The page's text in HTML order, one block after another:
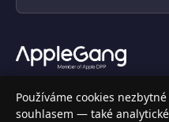
Váš specializovaný obchod s
elektronikou. Nakupujte
Používáme cookies
souhlasem — také